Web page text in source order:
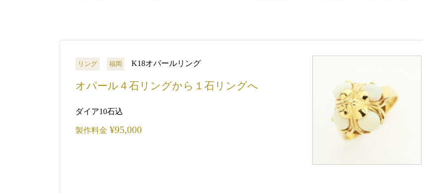
リング 福岡 K18オパールリング
オパール４石リングから１石リングへ
ダイア10石込
製作料金 ¥95,000